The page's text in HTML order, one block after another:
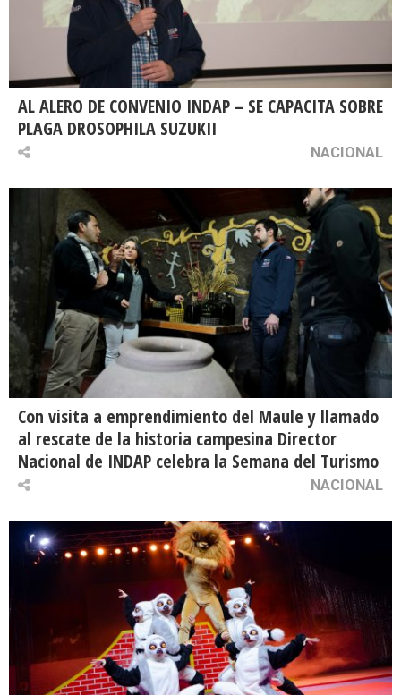
AL ALERO DE CONVENIO INDAP – SE CAPACITA SOBRE
PLAGA DROSOPHILA SUZUKII
NACIONAL
Con visita a emprendimiento del Maule y llamado
al rescate de la historia campesina Director
Nacional de INDAP celebra la Semana del Turismo
NACIONAL